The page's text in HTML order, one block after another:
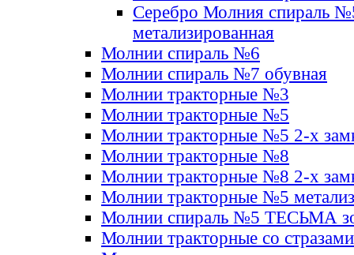
Серебро Молния спираль
метализированная
Молнии спираль №6
Молнии спираль №7 обувная
Молнии тракторные №3
Молнии тракторные №5
Молнии тракторные №5 2-х
Молнии тракторные №8
Молнии тракторные №8 2-х
Молнии тракторные №5
Молнии спираль №5 ТЕСЬМА
Молнии тракторные со стразами